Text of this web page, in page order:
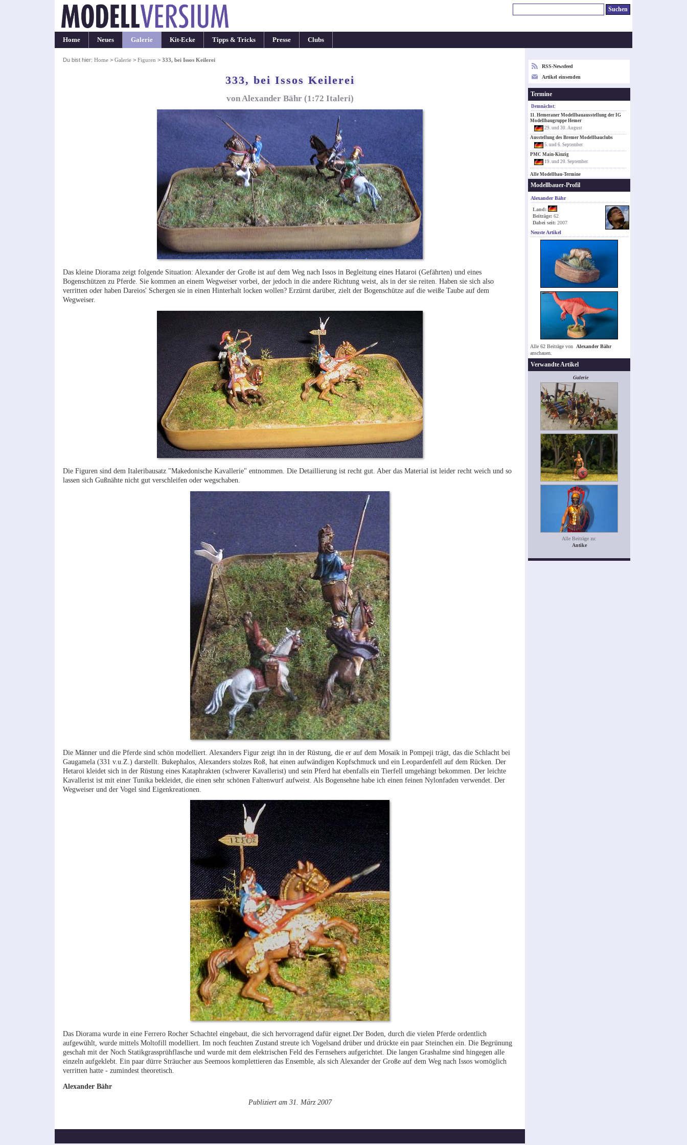
Home Neues Galerie Kit-Ecke Tipps & Tricks Presse Clubs
Du bist hier: Home> Galerie> Figuren > 333, bei Issos Keilerei
333, bei Issos Keilerei
von Alexander Bähr (1:72 Italeri)
Das kleine Diorama zeigt folgende Situation: Alexander der Große ist auf dem Weg nach Issos in Begleitung eines Hataroi (Gefährten) und eines
Bogenschützen zu Pferde. Sie kommen an einem Wegweiser vorbei, der jedoch in die andere Richtung weist, als in der sie reiten. Haben sie sich also
verritten oder haben Dareios' Schergen sie in einen Hinterhalt locken wollen? Erzürnt darüber, zielt der Bogenschütze auf die weiße Taube auf dem
Wegweiser.
Die Figuren sind dem Italeribausatz "Makedonische Kavallerie" entnommen. Die Detaillierung ist recht gut. Aber das Material ist leider recht weich und so
lassen sich Gußnähte nicht gut verschleifen oder wegschaben.
Die Männer und die Pferde sind schön modelliert. Alexanders Figur zeigt ihn in der Rüstung, die er auf dem Mosaik in Pompeji trägt, das die Schlacht bei
Gaugamela (331 v.u.Z.) darstellt. Bukephalos, Alexanders stolzes Roß, hat einen aufwändigen Kopfschmuck und ein Leopardenfell auf dem Rücken. Der
Hetaroi kleidet sich in der Rüstung eines Kataphrakten (schwerer Kavallerist) und sein Pferd hat ebenfalls ein Tierfell umgehängt bekommen. Der leichte
Kavallerist ist mit einer Tunika bekleidet, die einen sehr schönen Faltenwurf aufweist. Als Bogensehne habe ich einen feinen Nylonfaden verwendet. Der
Wegweiser und der Vogel sind Eigenkreationen.
Das Diorama wurde in eine Ferrero Rocher Schachtel eingebaut, die sich hervorragend dafür eignet.Der Boden, durch die vielen Pferde ordentlich
aufgewühlt, wurde mittels Moltofill modelliert. Im noch feuchten Zustand streute ich Vogelsand drüber und drückte ein paar Steinchen ein. Die Begrünung
geschah mit der Noch Statikgrassprühflasche und wurde mit dem elektrischen Feld des Fernsehers aufgerichtet. Die langen Grashalme sind hingegen alle
einzeln aufgeklebt. Ein paar dürre Sträucher aus Seemoos komplettieren das Ensemble, als sich Alexander der Große auf dem Weg nach Issos womöglich
verritten hatte - zumindest theoretisch.
Alexander Bähr
Publiziert am 31. März 2007
RSS-Newsfeed
Artikel einsenden
Termine
Demnächst:
11. Hemeraner Modellbauausstellung der IG
Modellbaugruppe Hemer
29. und 30. August
Ausstellung des Bremer Modellbauclubs
5. und 6. September
PMC Main-Kinzig
19. und 20. September
Alle Modellbau-Termine
Modellbauer-Profil
Alexander Bähr
Land:
Beiträge: 62
Dabei seit: 2007
Neuste Artikel
Alle 62 Beiträge von Alexander Bähr
anschauen.
Verwandte Artikel
Galerie
Alle Beiträge zu:
Antike